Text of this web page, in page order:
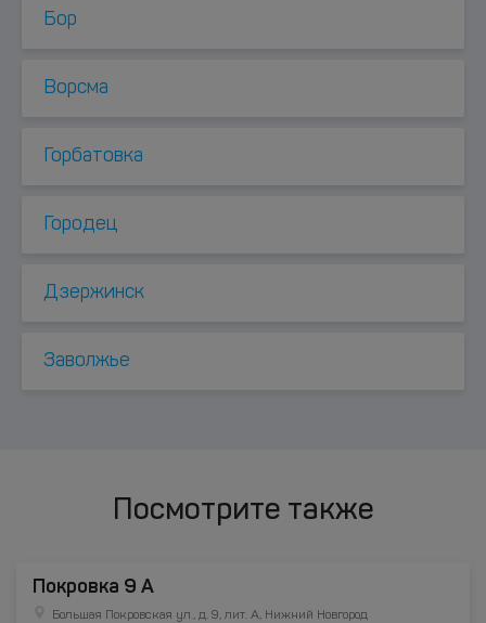
Бор
Ворсма
Горбатовка
Городец
Дзержинск
Заволжье
Посмотрите также
Покровка 9 А
Большая Покровская ул., д. 9, лит. А, Нижний Новгород